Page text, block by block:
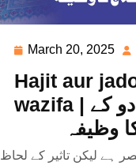
March 20, 2025
Hajit aur
wazifa | حاجت اورجادو کے
وظیفہ
ہے لیکن تاثیر کے لحاظ